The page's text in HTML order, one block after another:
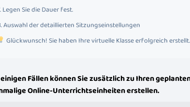
Legen Sie die Dauer fest.
Auswahl der detaillierten Sitzungseinstellungen
Glückwunsch! Sie haben Ihre virtuelle Klasse erfolgreich erstellt.
Fällen können Sie zusätzlich zu Ihren
Online-Unterrichtseinheiten erstellen.